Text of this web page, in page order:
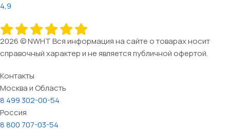
4,9
2026 © NWHT Вся информация на сайте о товарах носит
справочный характер и не является публичной офертой.
Контакты
Москва и Область
8 499 302-00-54
Россия
8 800 707-03-54